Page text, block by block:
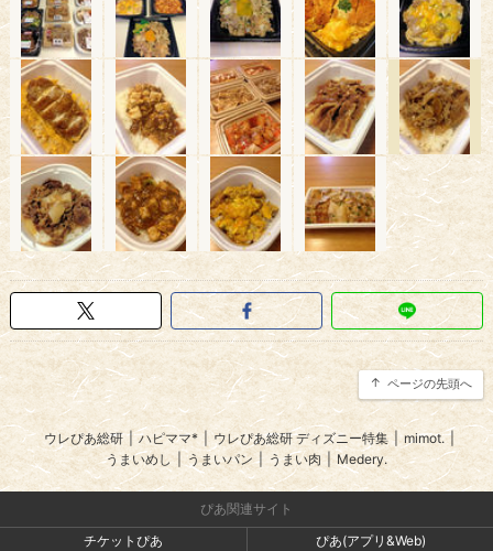
ページの先頭へ
ウレぴあ総研 | ハピママ* ウレぴあ総研 ディズニー特集 | mimot. |
うまいめし
うまいパン | うまい肉 | Medery.
ぴあ関連サイト
チケットぴあ
ぴあ(アプリ&Web)